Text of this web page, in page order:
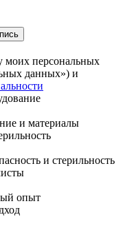
моих персональных
данных») и
и материалы
и стерильность
опыт